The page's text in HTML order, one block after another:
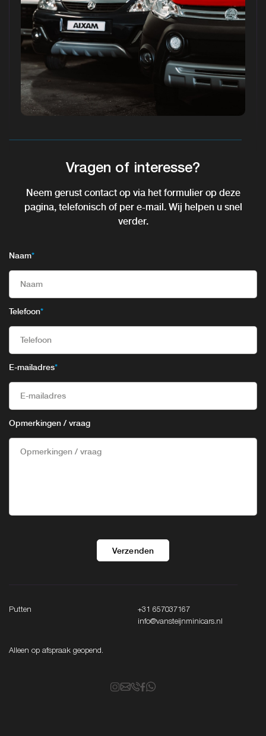
Vragen of interesse?
Neem gerust contact op via het formulier op deze
pagina, telefonisch of per e-mail. Wij helpen u snel
verder.
Naam*
Telefoon*
E-mailadres*
Opmerkingen / vraag
Verzenden
Putten
+31 657037167
info@vansteijnminicars.nl
Alleen op afspraak geopend.